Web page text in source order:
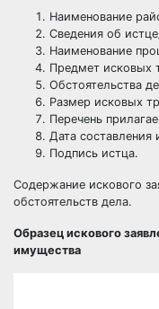
Наименование
Сведения об
Наименование
Предмет исковых
Обстоятельства
Размер исковых
Перечень
Дата составления
Подпись истца.
Содержание искового
обстоятельств дела.
Образец искового
имущества